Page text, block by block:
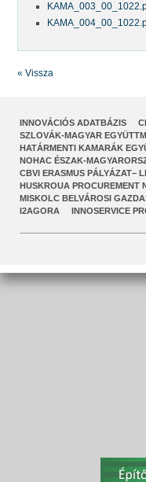
« Vissza
INNOVÁCIÓS ADATBÁZIS
SZLOVÁK-MAGYAR
HATÁRMENTI KAMARÁK
NOHAC ÉSZAK-
CBVI ERASMUS PÁLYÁZAT–
HUSKROUA PROCUREMENT
MISKOLC BELVÁROSI
I2AGORA
INNOSERVICE